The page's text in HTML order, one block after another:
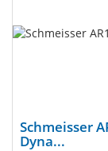
Schmeisser
Dyna...